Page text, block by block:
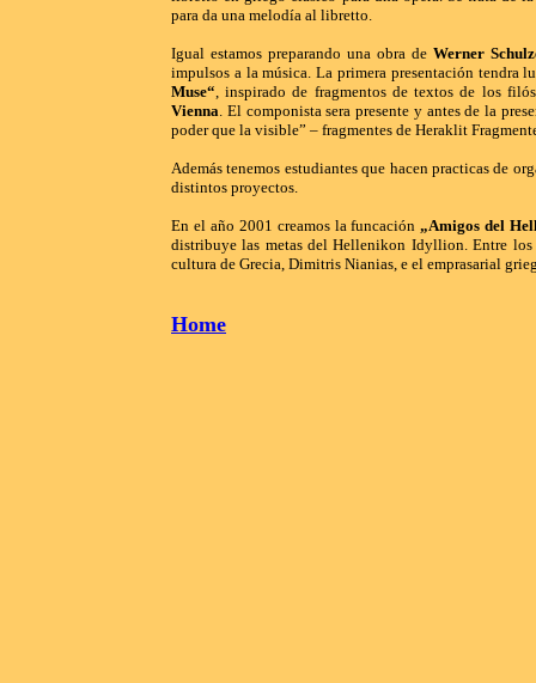
para da una melodía al libretto.
Igual estamos preparando una obra de Werner
impulsos a la música. La primera presentación
Muse“, inspirado de fragmentos de textos de los
Vienna. El componista sera presente y antes de la
poder que la visible” – fragmentes de Heraklit
Además tenemos estudiantes que hacen practicas de
distintos proyectos.
En el año 2001 creamos la funcación„Amigos del
distribuye las metas del Hellenikon Idyllion. Entre
cultura de Grecia, Dimitris Nianias, e el emprasarial
Home